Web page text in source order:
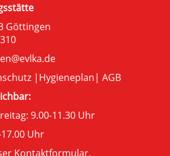
Göttingen
| Hygieneplan| AGB
9.00-11.30 Uhr
Uhr
Kontaktformular,